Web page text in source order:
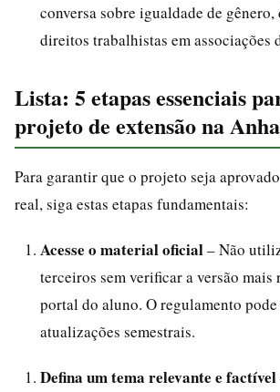
conversa sobre igualdade de
direitos trabalhistas em associações
Lista: 5 etapas essenciais
projeto de extensão na
Para garantir que o projeto seja
real, siga estas etapas fundamentais:
Acesse o material oficial– Não
terceiros sem verificar a versão mais
portal do aluno. O regulamento
atualizações semestrais.
Defina um tema relevante e factível